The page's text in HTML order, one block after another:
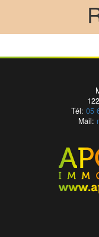
Tél: 05
Mail: